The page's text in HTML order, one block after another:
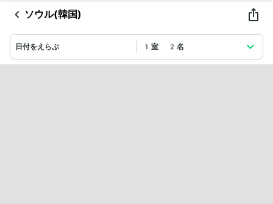
ソウル(韓国)
日付をえらぶ 1室 2名